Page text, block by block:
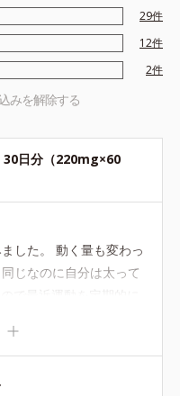
29件
12件
2件
みを解除する
30日分（220mg×60
した。 動く量も変わっ
じなのに自分は太って
ほんの数百グラム減り
す。 リピは考え中で